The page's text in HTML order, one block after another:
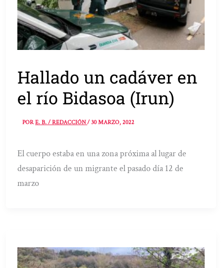
Hallado un cadáver en
el río Bidasoa (Irun)
PORE. B. / REDACCIÓN/30 MARZO, 2022
El cuerpo estaba en una zona próxima al lugar de
desaparición de un migrante el pasado día 12 de
marzo